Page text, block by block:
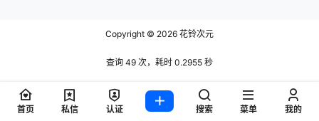
Copyright © 2026 花铃次元
查询 49 次，耗时 0.2955 秒
首页 私信 认证 搜索 菜单 我的